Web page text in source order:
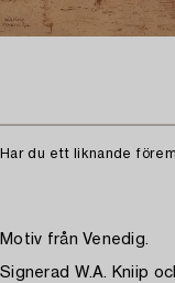
Har du ett liknande
Motiv från Venedig.
Signerad W.A. Kniip